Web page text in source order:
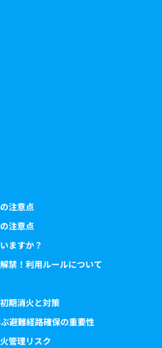
注意点
注意点
ますか？
禁！利用ルールについて
期消火と対策
避難経路確保の重要性
管理リスク